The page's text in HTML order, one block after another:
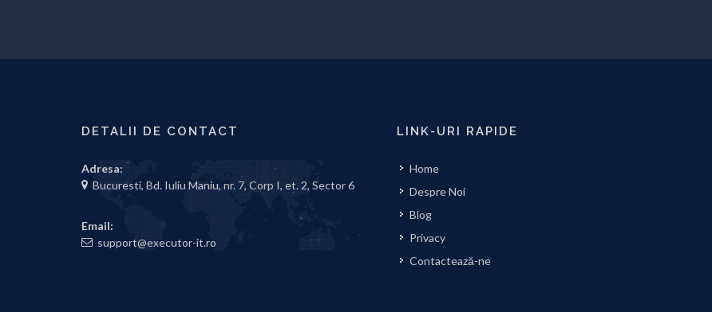
DETALII DE CONTACT
Adresa:
Bucuresti, Bd. Iuliu Maniu, nr. 7, Corp I, et. 2, Sector 6
Email:
support@executor-it.ro
LINK-URI RAPIDE
Home
Despre Noi
Blog
Privacy
Contactează-ne